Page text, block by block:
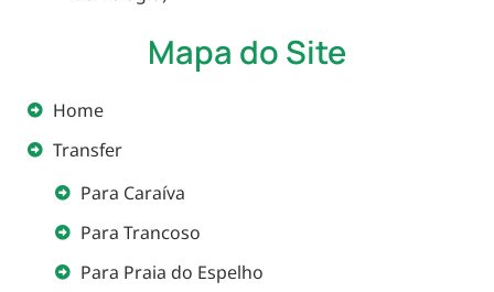
Mapa do Site
Home
Transfer
Para Caraíva
Para Trancoso
Para Praia do Espelho